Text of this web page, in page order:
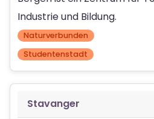
Industrie und Bildung.
Naturverbunden
Studentenstadt
Stavanger